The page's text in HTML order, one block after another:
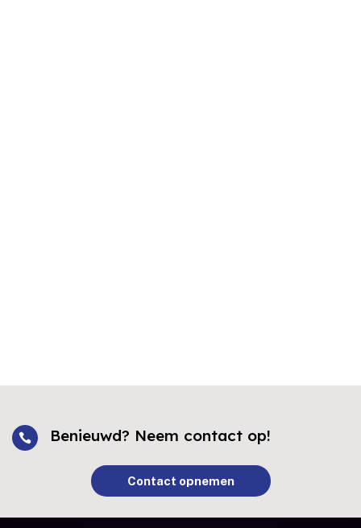
 Benieuwd? Neem contact op!
Contact opnemen